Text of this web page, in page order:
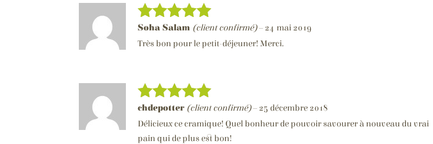
Note5sur
5
Soha Salam (client confirmé)– 24 mai 2019
Très bon pour le petit-déjeuner! Merci.
Note5sur
5
chdepotter (client confirmé)– 25 décembre 2018
Délicieux ce cramique! Quel bonheur de pouvoir savourer à nouveau du vrai
pain qui de plus est bon!